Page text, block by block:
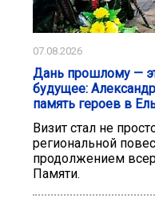
07.08.2026
Дань прошлому —
будущее:
память героев в
Визит стал не
региональной
продолжением
Памяти.